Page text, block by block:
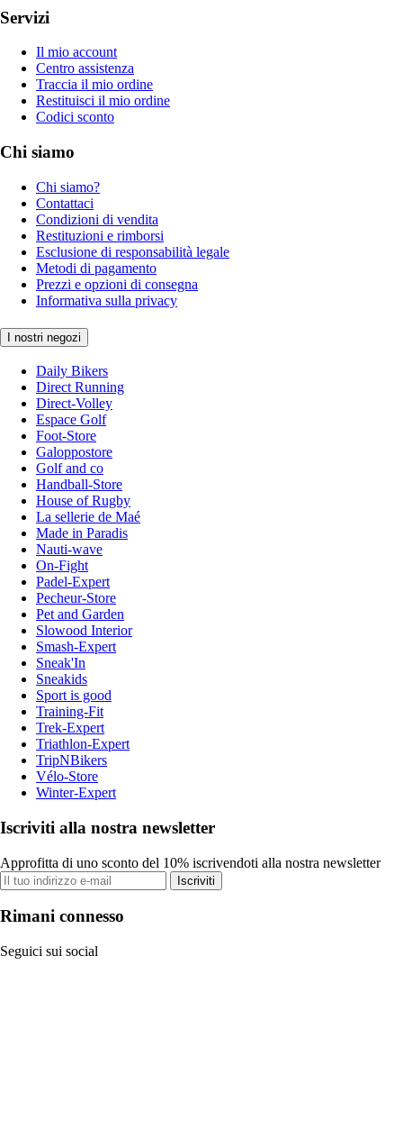
Servizi
Il mio account
Centro assistenza
Traccia il mio ordine
Restituisci il mio ordine
Codici sconto
Chi siamo
Chi siamo?
Contattaci
Condizioni di vendita
Restituzioni e rimborsi
Esclusione di responsabilità legale
Metodi di pagamento
Prezzi e opzioni di consegna
Informativa sulla privacy
I nostri negozi
Daily Bikers
Direct Running
Direct-Volley
Espace Golf
Foot-Store
Galoppostore
Golf and co
Handball-Store
House of Rugby
La sellerie de Maé
Made in Paradis
Nauti-wave
On-Fight
Padel-Expert
Pecheur-Store
Pet and Garden
Slowood Interior
Smash-Expert
Sneak'In
Sneakids
Sport is good
Training-Fit
Trek-Expert
Triathlon-Expert
TripNBikers
Vélo-Store
Winter-Expert
Iscriviti alla nostra newsletter
Approfitta di uno sconto del 10% iscrivendoti alla nostra newsletter
Iscriviti
Rimani connesso
Seguici sui social